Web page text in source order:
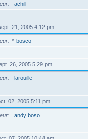
achill
21, 2005 4:12 pm
* bosco
26, 2005 5:29 pm
larouille
02, 2005 5:11 pm
andy boso